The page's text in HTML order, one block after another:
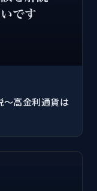
～高金利通貨は